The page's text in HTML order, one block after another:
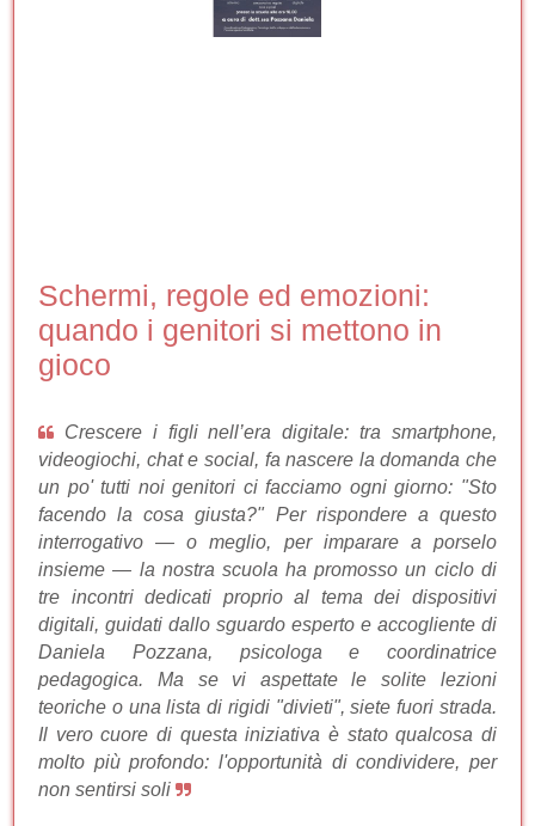
Schermi, regole ed emozioni:
quando i genitori si mettono in
gioco
Crescere i figli nell’era digitale: tra smartphone,
videogiochi, chat e social, fa nascere la domanda che
un po' tutti noi genitori ci facciamo ogni giorno: "Sto
facendo la cosa giusta?" Per rispondere a questo
interrogativo — o meglio, per imparare a porselo
insieme — la nostra scuola ha promosso un ciclo di
tre incontri dedicati proprio al tema dei dispositivi
digitali, guidati dallo sguardo esperto e accogliente di
Daniela Pozzana, psicologa e coordinatrice
pedagogica. Ma se vi aspettate le solite lezioni
teoriche o una lista di rigidi "divieti", siete fuori strada.
Il vero cuore di questa iniziativa è stato qualcosa di
molto più profondo: l'opportunità di condividere, per
non sentirsi soli